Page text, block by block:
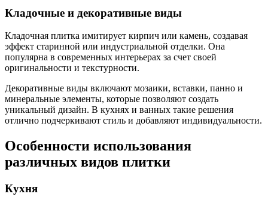
Кладочные и декоративные виды
Кладочная плитка имитирует кирпич или камень, создавая
эффект старинной или индустриальной отделки. Она
популярна в современных интерьерах за счет своей
оригинальности и текстурности.
Декоративные виды включают мозаики, вставки, панно и
минеральные элементы, которые позволяют создать
уникальный дизайн. В кухнях и ванных такие решения
отлично подчеркивают стиль и добавляют индивидуальности.
Особенности использования
различных видов плитки
Кухня